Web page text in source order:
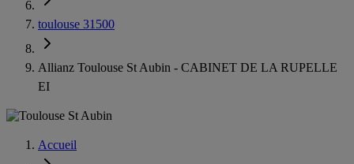
toulouse 31500
Allianz Toulouse St Aubin - CABINET DE LA RUPELLE
EI
Accueil